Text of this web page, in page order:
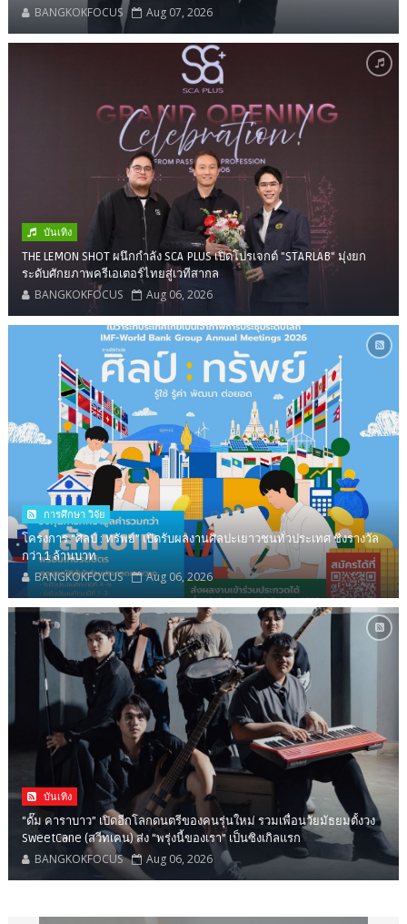
BANGKOKFOCUS Aug 07, 2026
บันเทิง
THE LEMON SHOT ผนึกกำลัง SCA PLUS เปิดโปรเจกต์ "STARLAB" มุ่งยก
ระดับศักยภาพครีเอเตอร์ไทยสู่เวทีสากล
BANGKOKFOCUS Aug 06, 2026
การศึกษา วิจัย
โครงการ “ศิลป์ : ทรัพย์” เปิดรับผลงานศิลปะเยาวชนทั่วประเทศ ชิงรางวัล
กว่า 1 ล้านบาท
BANGKOKFOCUS Aug 06, 2026
บันเทิง
“ดั๊ม คาราบาว” เปิดอีกโลกดนตรีของคนรุ่นใหม่ รวมเพื่อนวัยมัธยมตั้งวง
SweetCane (สวีทเคน) ส่ง “พรุ่งนี้ของเรา” เป็นซิงเกิลแรก
BANGKOKFOCUS Aug 06, 2026